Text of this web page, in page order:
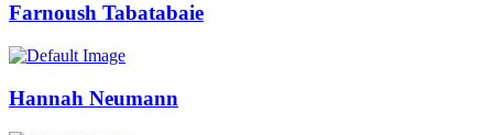
Farnoush Tabatabaie
Hannah Neumann